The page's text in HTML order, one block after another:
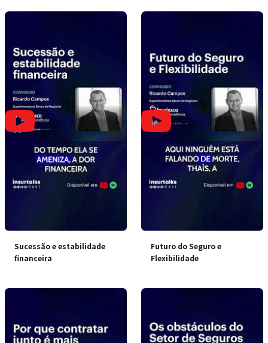
Sucessão e estabilidade
financeira
Futuro do Seguro e
Flexibilidade